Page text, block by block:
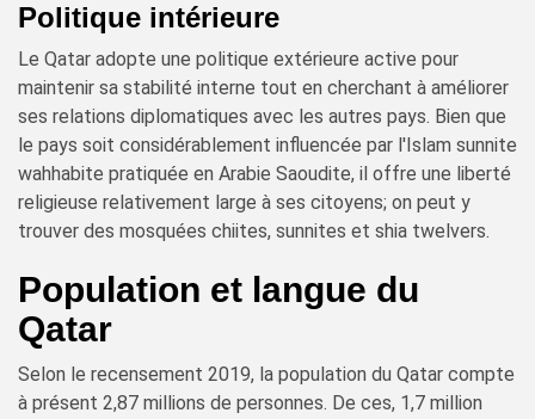
Politique intérieure
Le Qatar adopte une politique extérieure active pour
maintenir sa stabilité interne tout en cherchant à améliorer
ses relations diplomatiques avec les autres pays. Bien que
le pays soit considérablement influencée par l'Islam sunnite
wahhabite pratiquée en Arabie Saoudite, il offre une liberté
religieuse relativement large à ses citoyens; on peut y
trouver des mosquées chiites, sunnites et shia twelvers.
Population et langue du
Qatar
Selon le recensement 2019, la population du Qatar compte
à présent 2,87 millions de personnes. De ces, 1,7 million